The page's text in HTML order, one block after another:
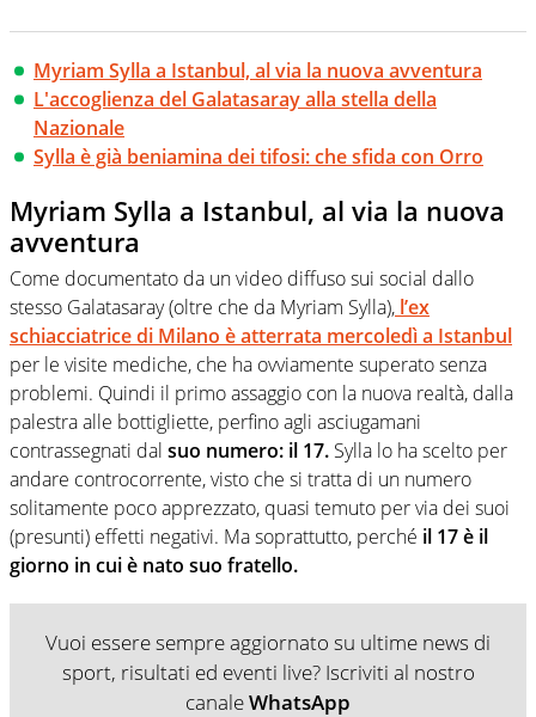
Myriam Sylla a Istanbul, al via la nuova avventura
L'accoglienza del Galatasaray alla stella della
Nazionale
Sylla è già beniamina dei tifosi: che sfida con Orro
Myriam Sylla a Istanbul, al via la nuova
avventura
Come documentato da un video diffuso sui social dallo
stesso Galatasaray (oltre che da Myriam Sylla), l’ex
schiacciatrice di Milano è atterrata mercoledì a Istanbul
per le visite mediche, che ha ovviamente superato senza
problemi. Quindi il primo assaggio con la nuova realtà, dalla
palestra alle bottigliette, perfino agli asciugamani
contrassegnati dal suo numero: il 17. Sylla lo ha scelto per
andare controcorrente, visto che si tratta di un numero
solitamente poco apprezzato, quasi temuto per via dei suoi
(presunti) effetti negativi. Ma soprattutto, perché il 17 è il
giorno in cui è nato suo fratello.
Vuoi essere sempre aggiornato su ultime news di
sport, risultati ed eventi live? Iscriviti al nostro
canaleWhatsApp